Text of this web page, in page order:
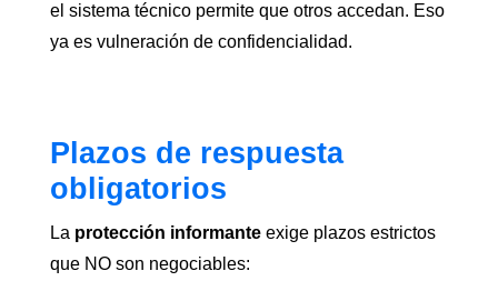
el sistema técnico permite que otros accedan. Eso
ya es vulneración de confidencialidad.
Plazos de respuesta
obligatorios
La protección informanteexige plazos estrictos
que NO son negociables: